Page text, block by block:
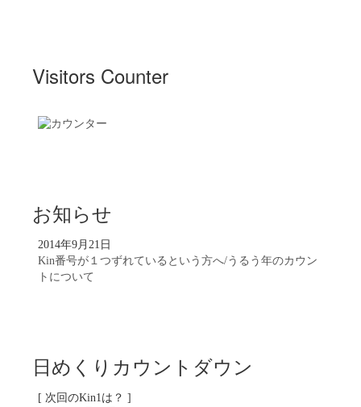
Visitors Counter
お知らせ
2014年9月21日
Kin番号が１つずれているという方へ/うるう年のカウン
トについて
日めくりカウントダウン
[ 次回のKin1は？ ]